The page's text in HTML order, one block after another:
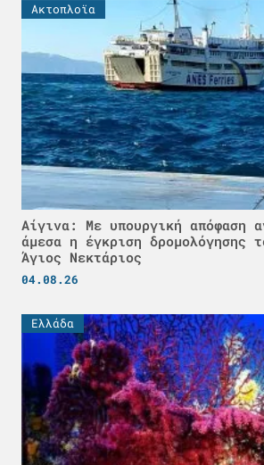
Ακτοπλοϊα
Αίγινα: Με υπουργική απόφαση
άμεσα η έγκριση
Άγιος Νεκτάριος
04.08.26
Ελλάδα